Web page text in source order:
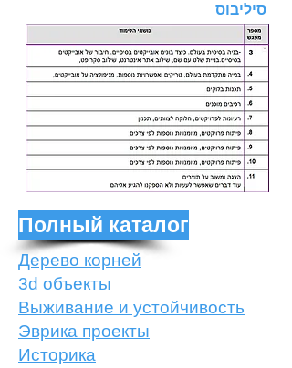
סיליבוס
Полный каталог
Дерево корней
3d объекты
Выживание и устойчивость
Эврика проекты
Историка